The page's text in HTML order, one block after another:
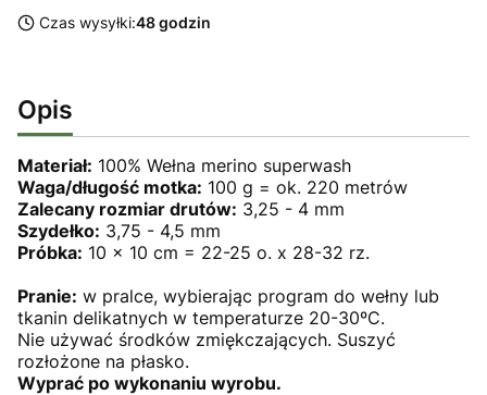
Czas wysyłki:48 godzin
Opis
Materiał: 100% Wełna merino superwash
Waga/długość motka: 100 g = ok. 220 metrów
Zalecany rozmiar drutów: 3,25 - 4 mm
Szydełko: 3,75 - 4,5 mm
Próbka: 10 x 10 cm = 22-25 o. x 28-32 rz.
Pranie: w pralce, wybierając program do wełny lub
tkanin delikatnych w temperaturze 20-30ºC.
Nie używać środków zmiękczających. Suszyć
rozłożone na płasko.
Wyprać po wykonaniu wyrobu.